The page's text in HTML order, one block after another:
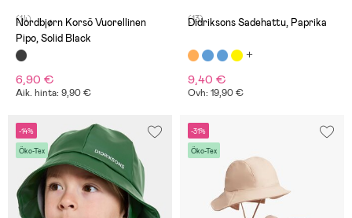
(14)
Nordbjørn Korsö Vuorellinen
Pipo, Solid Black
6,90 €
Aik. hinta: 9,90 €
(13)
Didriksons Sadehattu, Paprika
9,40 €
Ovh: 19,90 €
-14%
Öko-Tex
-31%
Öko-Tex